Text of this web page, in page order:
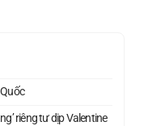
riêng tư dịp Valentine